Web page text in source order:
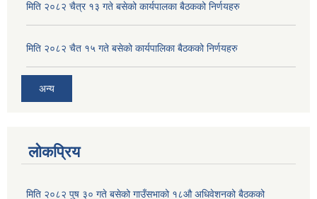
मिति २०८२ चैत्र १३ गते बसेको कार्यपालका बैठकको निर्णयहरु
मिति २०८२ चैत १५ गते बसेको कार्यपालिका बैठकको निर्णयहरु
अन्य
लोकप्रिय
मिति २०८२ पुष ३० गते बसेको गाउँसभाको १८औ अधिवेशनको बैठकको